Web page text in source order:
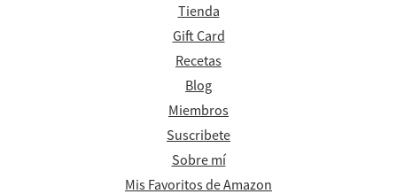
Tienda
Gift Card
Recetas
Blog
Miembros
Suscribete
Sobre mí
Mis Favoritos de Amazon